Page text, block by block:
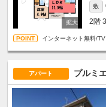
敷
2階
インターネット無料/
アパート プルミ